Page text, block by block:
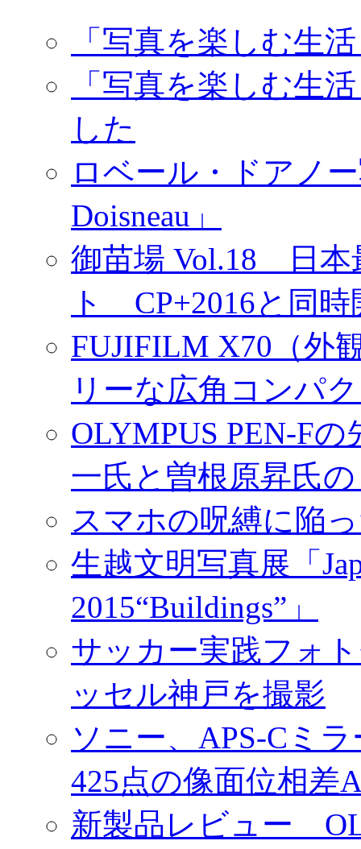
「写真を楽しむ生
「写真を楽しむ生
した
ロベール・ドアノ
Doisneau」
御苗場 Vol.18 日本
ト CP+2016と同時
FUJIFILM X70（外
リーな広角コンパ
OLYMPUS PEN-F
一氏と曽根原昇氏
スマホの呪縛に陥
生越文明写真展「
2015“Buildings”」
サッカー実践フォ
ッセル神戸を撮影
ソニー、APS-Cミ
425点の像面位相
新製品レビュー